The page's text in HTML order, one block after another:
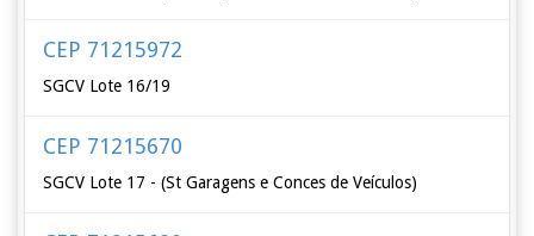
CEP 71215972
SGCV Lote 16/19
CEP 71215670
SGCV Lote 17 - (St Garagens e Conces de Veículos)